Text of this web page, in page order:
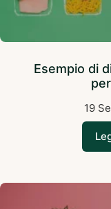
Esempio di
19